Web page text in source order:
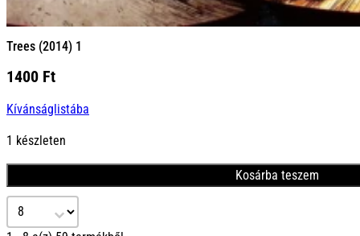
Trees (2014) 1
1400 Ft
Kívánságlistába
1 készleten
Kosárba teszem
Select number per page